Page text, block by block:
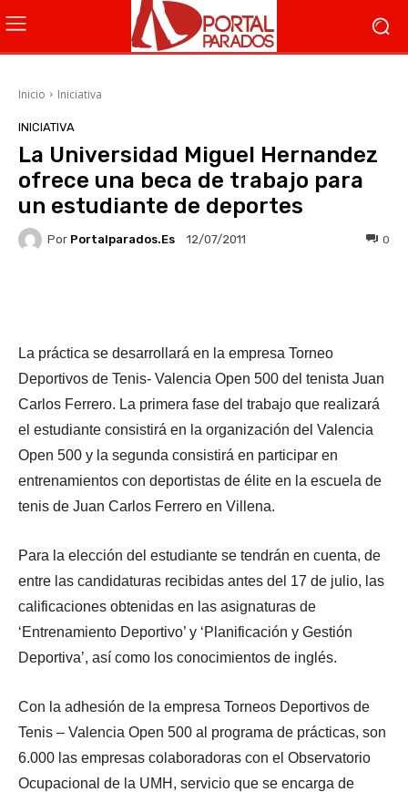
Inicio Iniciativa
INICIATIVA
La Universidad Miguel Hernandez
ofrece una beca de trabajo para
un estudiante de deportes
Por Portalparados.es 12/07/2011 0
La práctica se desarrollará en la empresa Torneo
Deportivos de Tenis- Valencia Open 500 del tenista Juan
Carlos Ferrero. La primera fase del trabajo que realizará
el estudiante consistirá en la organización del Valencia
Open 500 y la segunda consistirá en participar en
entrenamientos con deportistas de élite en la escuela de
tenis de Juan Carlos Ferrero en Villena.
Para la elección del estudiante se tendrán en cuenta, de
entre las candidaturas recibidas antes del 17 de julio, las
calificaciones obtenidas en las asignaturas de
‘Entrenamiento Deportivo’ y ‘Planificación y Gestión
Deportiva’, así como los conocimientos de inglés.
Con la adhesión de la empresa Torneos Deportivos de
Tenis – Valencia Open 500 al programa de prácticas, son
6.000 las empresas colaboradoras con el Observatorio
Ocupacional de la UMH, servicio que se encarga de